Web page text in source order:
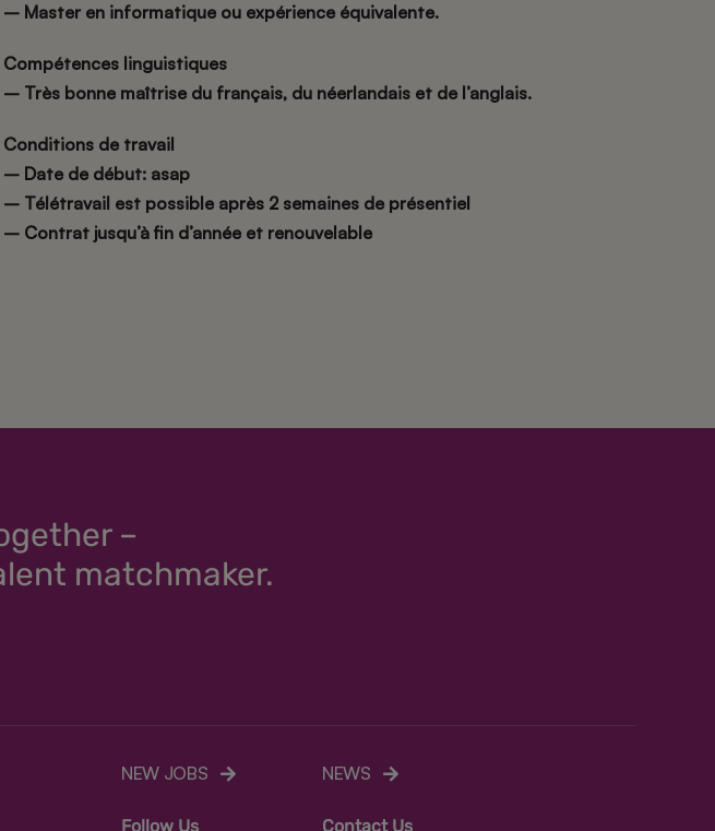
– Master en informatique ou expérience équivalente.
Compétences linguistiques
– Très bonne maîtrise du français, du néerlandais et de l’anglais.
Conditions de travail
– Date de début: asap
– Télétravail est possible après 2 semaines de présentiel
– Contrat jusqu’à fin d’année et renouvelable
–
matchmaker.
NEW JOBS
Follow Us
NEWS
Contact Us